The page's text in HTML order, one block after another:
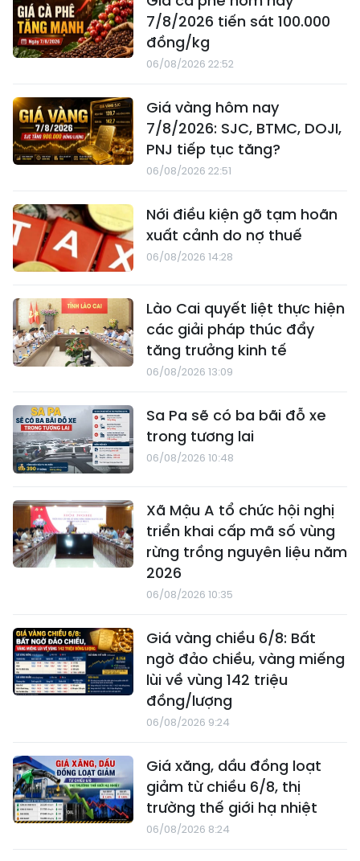
7/8/2026 tiến sát 100.000
đồng/kg
06/08/2026 22:52
Giá vàng hôm nay
7/8/2026: SJC, BTMC, DOJI,
PNJ tiếp tục tăng?
06/08/2026 22:51
Nới điều kiện gỡ tạm hoãn
xuất cảnh do nợ thuế
06/08/2026 14:28
Lào Cai quyết liệt thực hiện
các giải pháp thúc đẩy
tăng trưởng kinh tế
06/08/2026 13:09
Sa Pa sẽ có ba bãi đỗ xe
trong tương lai
06/08/2026 10:48
Xã Mậu A tổ chức hội nghị
triển khai cấp mã số vùng
rừng trồng nguyên liệu năm
2026
06/08/2026 10:35
Giá vàng chiều 6/8: Bất
ngờ đảo chiều, vàng miếng
lùi về vùng 142 triệu
đồng/lượng
06/08/2026 9:24
Giá xăng, dầu đồng loạt
giảm từ chiều 6/8, thị
trường thế giới hạ nhiệt
06/08/2026 8:24